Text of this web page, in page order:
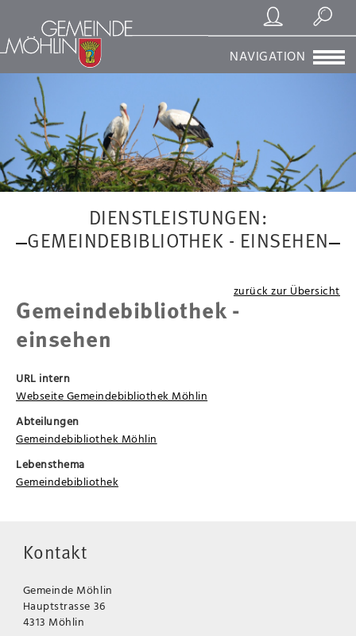
Registrierung/Login
Suchen
NAVIGATION
DIENSTLEISTUNGEN:
GEMEINDEBIBLIOTHEK - EINSEHEN
zurück zur Übersicht
Gemeindebibliothek -
einsehen
URL intern
Webseite Gemeindebibliothek Möhlin
Abteilungen
Gemeindebibliothek Möhlin
Lebensthema
Gemeindebibliothek
Kontakt
Gemeinde Möhlin
Hauptstrasse 36
4313 Möhlin